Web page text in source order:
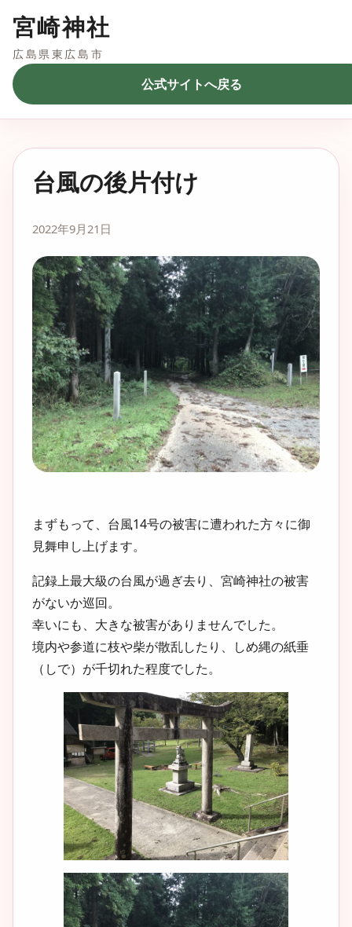
宮崎神社
広島県東広島市
公式サイトへ戻る
台風の後片付け
2022年9月21日
まずもって、台風14号の被害に遭われた方々に御
見舞申し上げます。
記録上最大級の台風が過ぎ去り、宮崎神社の被害
がないか巡回。
幸いにも、大きな被害がありませんでした。
境内や参道に枝や柴が散乱したり、しめ縄の紙垂
（しで）が千切れた程度でした。